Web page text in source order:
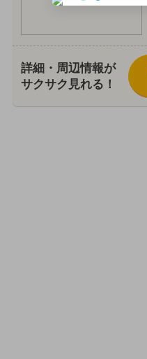
詳細・周辺情報が
サクサク見れる！